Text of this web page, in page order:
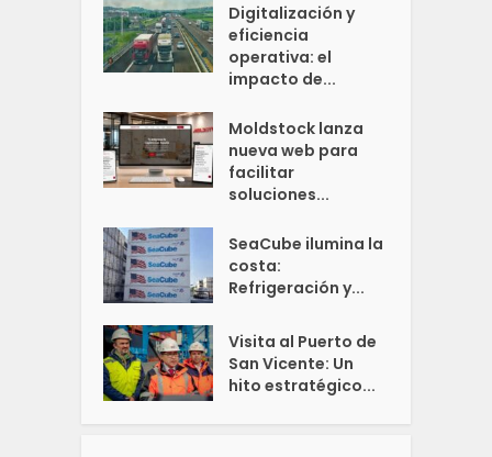
Digitalización y
eficiencia
operativa: el
impacto de...
Moldstock lanza
nueva web para
facilitar
soluciones...
SeaCube ilumina la
costa:
Refrigeración y...
Visita al Puerto de
San Vicente: Un
hito estratégico...